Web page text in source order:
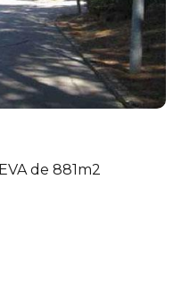
de 881m2